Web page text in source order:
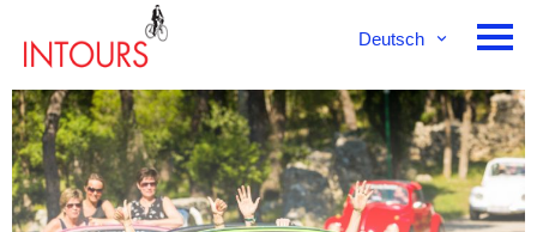
Deutsch
Français